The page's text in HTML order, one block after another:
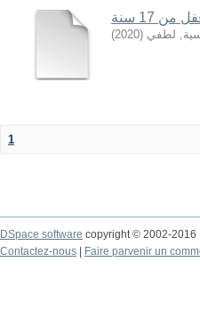
17 سنة
لطفي (
2020
)
1
DSpace software copyright © 2002-2016
Contactez-nous
Faire parvenir un